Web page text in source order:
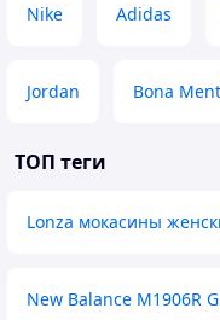
Nike Adidas
Jordan Bona
ТОП теги
Lonza мокасины
New Balance M1906R